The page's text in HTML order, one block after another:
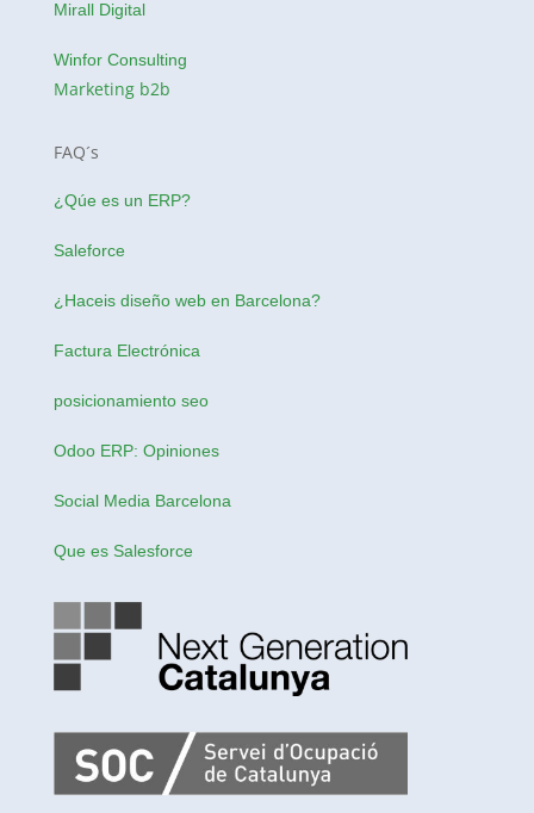
Mirall Digital
Winfor Consulting
Marketing b2b
FAQ´s
¿Qúe es un ERP?
Saleforce
¿Haceis diseño web en Barcelona?
Factura Electrónica
posicionamiento seo
Odoo ERP: Opiniones
Social Media Barcelona
Que es Salesforce